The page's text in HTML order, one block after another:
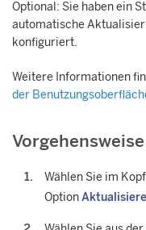
Optional: Sie haben ein
automatische
konfiguriert.
Weitere Informationen
der
Vorgehensweise
Wählen Sie im
Option